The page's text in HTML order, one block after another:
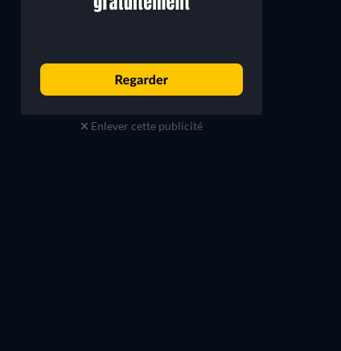
Enlever cette publicité